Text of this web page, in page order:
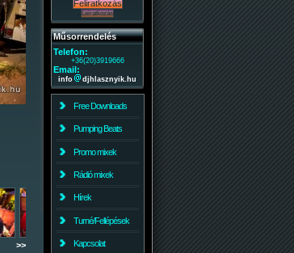
>>
Műsorrendelés
Telefon:
+36(20)3919666
Email:
info djhlasznyik.hu
Free Downloads
Pumping Beats
Promo mixek
Rádió mixek
Hírek
Turné/Fellépések
Kapcsolat